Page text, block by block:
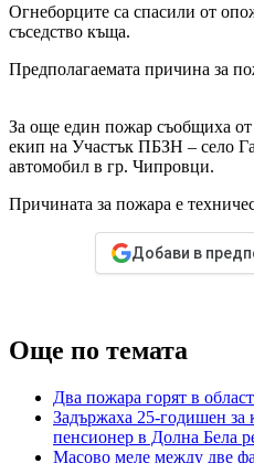
Огнеборците са спасили от
съседство къща.
Предполагаемата причина за
За още един пожар съобщиха
екип на Участък ПБЗН – село
автомобил в гр. Чипровци.
Причината за пожара е
Добави в
Още по темата
Два пожара горят в
Задържаха 25-годишен за
пенсионер в Долна Бела
Масово меле между две